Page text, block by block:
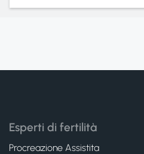
Esperti di fertilità
Procreazione Assistita